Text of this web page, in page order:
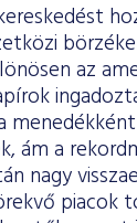
az
ám a
nagy
piacok